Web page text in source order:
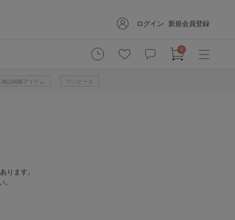
ログイン 新規会員登録
0
雑誌掲載アイテム ワンピース
ります。